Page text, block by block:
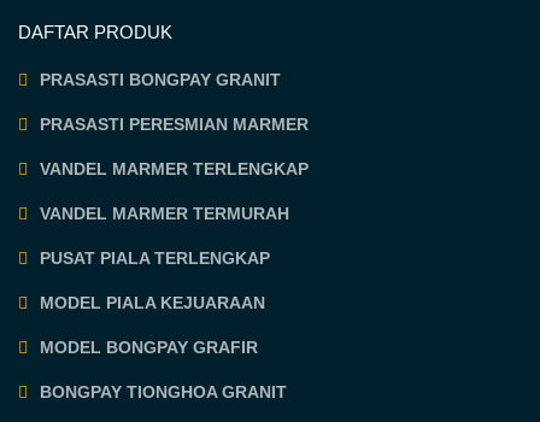
DAFTAR PRODUK
PRASASTI BONGPAY GRANIT
PRASASTI PERESMIAN MARMER
VANDEL MARMER TERLENGKAP
VANDEL MARMER TERMURAH
PUSAT PIALA TERLENGKAP
MODEL PIALA KEJUARAAN
MODEL BONGPAY GRAFIR
BONGPAY TIONGHOA GRANIT